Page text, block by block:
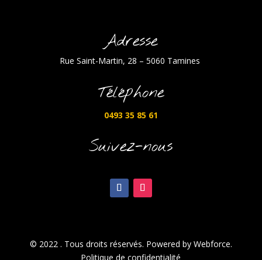
Adresse
Rue Saint-Martin, 28 – 5060 Tamines
Téléphone
0493 35 85 61
Suivez-nous
© 2022 . Tous droits réservés. Powered by Webforce.
Politique de confidentialité